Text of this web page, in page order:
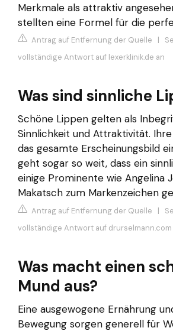
Merkmale als attraktiv
stellten eine Formel für die
Antrag auf Entfernung der Quelle |
vollständige Antwort auf lexerklinik.de an
Was sind sinnliche
Schöne Lippen gelten als
Sinnlichkeit und Attraktivität.
das gesamte Erscheinungsbild
geht sogar so weit, dass ein
einige Prominente wie Angelina
Makatsch zum Markenzeichen
Antrag auf Entfernung der Quelle |
vollständige Antwort auf drurselmann.com
Was macht einen
Mund aus?
Eine ausgewogene Ernährung
Bewegung sorgen generell für